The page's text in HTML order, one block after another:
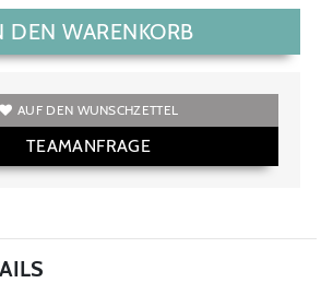
DEN WARENKORB
AUF DEN WUNSCHZETTEL
TEAMANFRAGE